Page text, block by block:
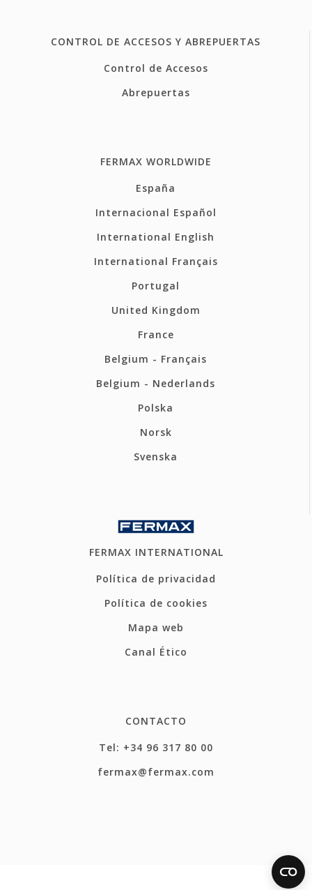
CONTROL DE ACCESOS Y ABREPUERTAS
Control de Accesos
Abrepuertas
FERMAX WORLDWIDE
España
Internacional Español
International English
International Français
Portugal
United Kingdom
France
Belgium - Français
Belgium - Nederlands
Polska
Norsk
Svenska
FERMAX INTERNATIONAL
Política de privacidad
Política de cookies
Mapa web
Canal Ético
CONTACTO
Tel: +34 96 317 80 00
fermax@fermax.com